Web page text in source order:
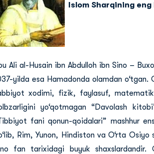
Islom Sharqining
Ali al-Husain ibn Abdulloh ibn Sino –
yilda esa Hamadonda olamdan
xodimi, fizik, faylasuf,
yo‘qotmagan “Davolash
fani qonun-qoidalari” mashhur
Rim, Yunon, Hindiston va O‘rta
fan tarixidagi buyuk shaxslardandir.